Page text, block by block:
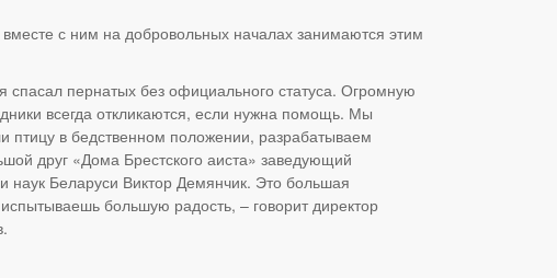
с ним на добровольных началах занимаются этим
спасал пернатых без официального статуса. Огромную
всегда откликаются, если нужна помощь. Мы
птицу в бедственном положении, разрабатываем
друг «Дома Брестского аиста» заведующий
наук Беларуси Виктор Демянчик. Это большая
большую радость, – говорит директор